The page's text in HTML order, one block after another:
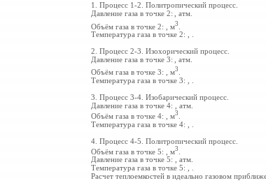
1. Процесс 1-2. Политропический процесс.
Давление газа в точке 2:
атм.
Объём газа в точке 2:
м3
Температура газа в точке 2:
2. Процесс 2-3. Изохорический процесс.
Давление газа в точке 3:
атм.
Объём газа в точке 3:
м3
Температура газа в точке 3:
3. Процесс 3-4. Изобарический процесс.
Давление газа в точке 4:
атм.
Объём газа в точке 4:
м3
Температура газа в точке 4:
4. Процесс 4-5. Политропический процесс.
Объём газа в точке 5:
м3
Давление газа в точке 5:
атм.
Температура газа в точке 5:
Расчет теплоемкостей в идеально газовом